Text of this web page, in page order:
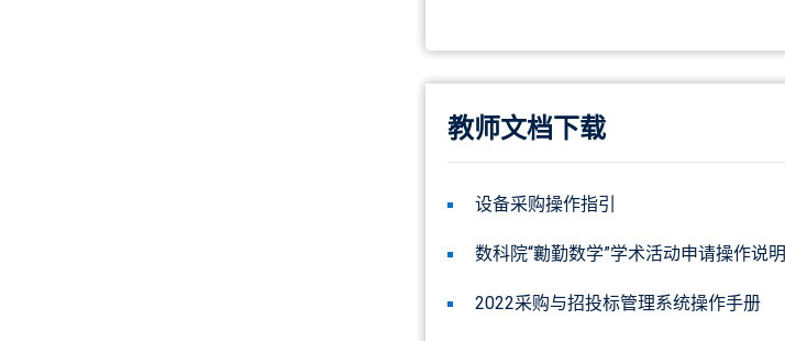
教师文档下载
设备采购操作指引
数科院“勷勤数学”学术活动申请操作说明
2022采购与招投标管理系统操作手册